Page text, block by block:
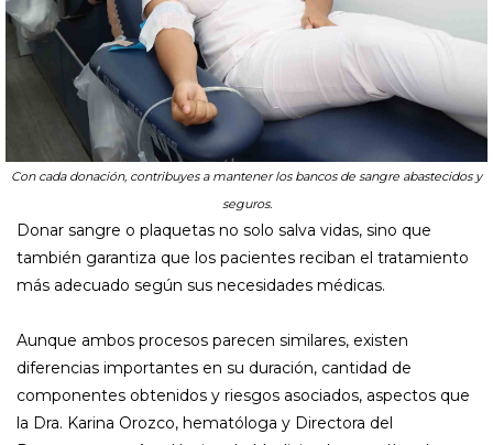
Con cada donación, contribuyes a mantener los bancos de sangre abastecidos y
seguros.
Donar sangre o plaquetas no solo salva vidas, sino que
también garantiza que los pacientes reciban el tratamiento
más adecuado según sus necesidades médicas.
Aunque ambos procesos parecen similares, existen
diferencias importantes en su duración, cantidad de
componentes obtenidos y riesgos asociados, aspectos que
la Dra. Karina Orozco, hematóloga y Directora del